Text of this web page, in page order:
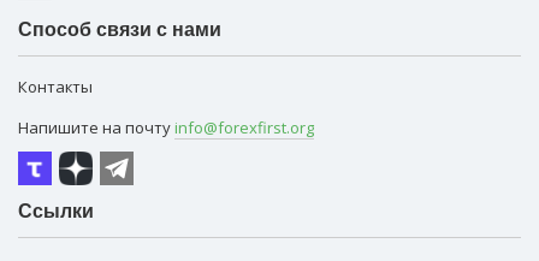
Способ связи с нами
Контакты
Напишите на почту info@forexfirst.org
Ссылки